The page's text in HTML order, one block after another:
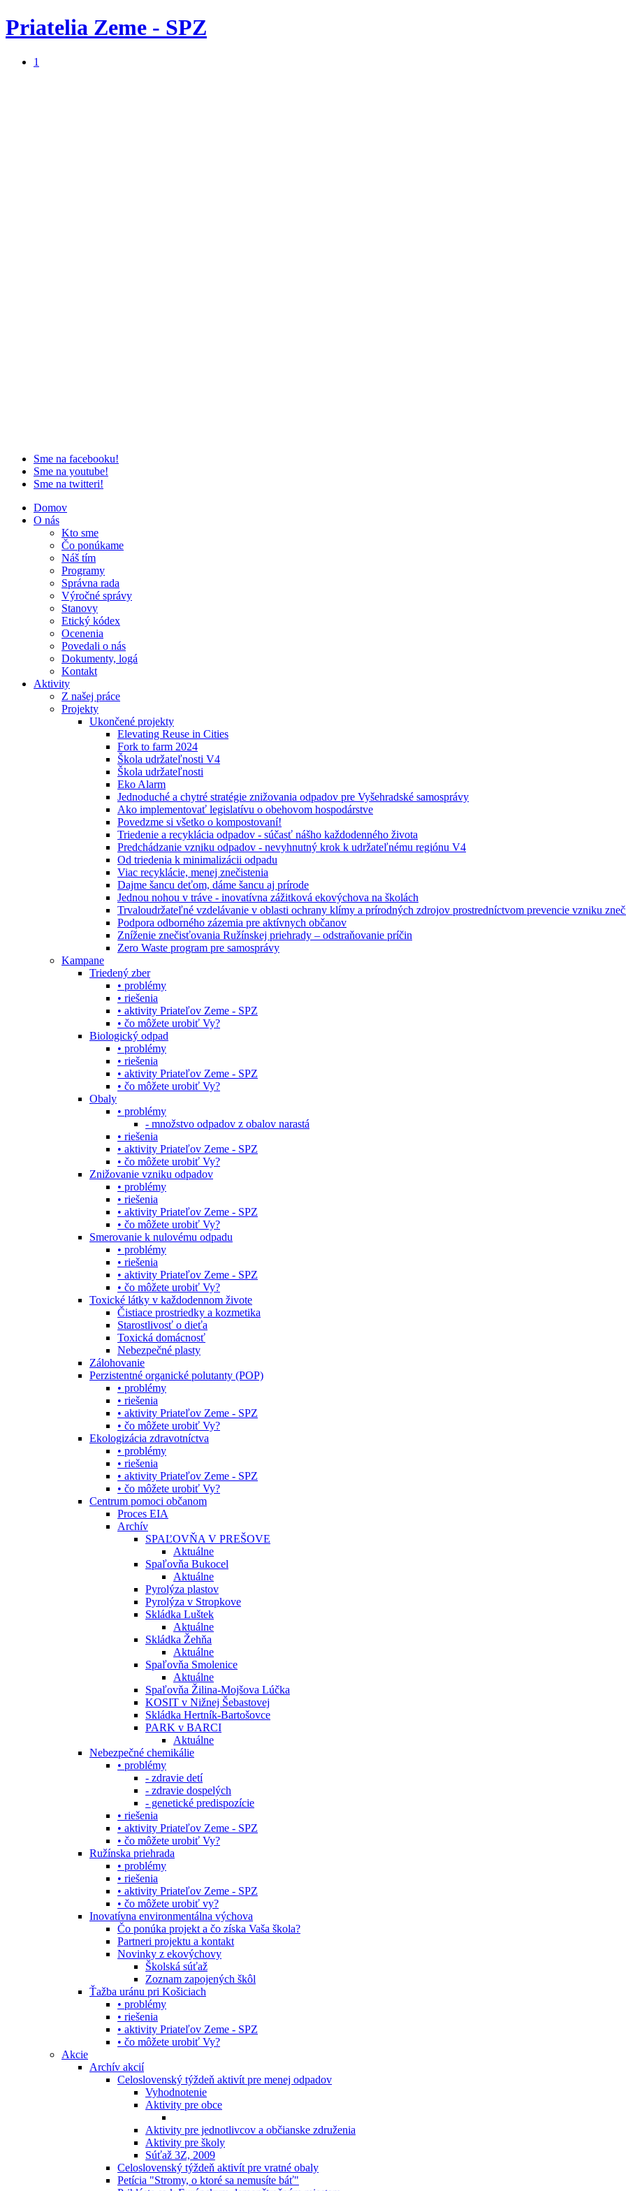
Priatelia Zeme - SPZ
1
Sme na facebooku!
Sme na youtube!
Sme na twitteri!
Domov
O nás
Kto sme
Čo ponúkame
Náš tím
Programy
Správna rada
Výročné správy
Stanovy
Etický kódex
Ocenenia
Povedali o nás
Dokumenty, logá
Kontakt
Aktivity
Z našej práce
Projekty
Ukončené projekty
Elevating Reuse in Cities
Fork to farm 2024
Škola udržateľnosti V4
Škola udržateľnosti
Eko Alarm
Jednoduché a chytré stratégie znižovania odpadov pre Vyšehradské samosprávy
Ako implementovať legislatívu o obehovom hospodárstve
Povedzme si všetko o kompostovaní!
Triedenie a recyklácia odpadov - súčasť nášho každodenného života
Predchádzanie vzniku odpadov - nevyhnutný krok k udržateľnému regiónu V4
Od triedenia k minimalizácii odpadu
Viac recyklácie, menej znečistenia
Dajme šancu deťom, dáme šancu aj prírode
Jednou nohou v tráve - inovatívna zážitková ekovýchova na školách
Trvaloudržateľné vzdelávanie v oblasti ochrany klímy a prírodných zdrojov prostredníctvom prevencie vzniku
Podpora odborného zázemia pre aktívnych občanov
Zníženie znečisťovania Ružínskej priehrady – odstraňovanie príčin
Zero Waste program pre samosprávy
Kampane
Triedený zber
• problémy
• riešenia
• aktivity Priateľov Zeme - SPZ
• čo môžete urobiť Vy?
Biologický odpad
• problémy
• riešenia
• aktivity Priateľov Zeme - SPZ
• čo môžete urobiť Vy?
Obaly
• problémy
- množstvo odpadov z obalov narastá
• riešenia
• aktivity Priateľov Zeme - SPZ
• čo môžete urobiť Vy?
Znižovanie vzniku odpadov
• problémy
• riešenia
• aktivity Priateľov Zeme - SPZ
• čo môžete urobiť Vy?
Smerovanie k nulovému odpadu
• problémy
• riešenia
• aktivity Priateľov Zeme - SPZ
• čo môžete urobiť Vy?
Toxické látky v každodennom živote
Čistiace prostriedky a kozmetika
Starostlivosť o dieťa
Toxická domácnosť
Nebezpečné plasty
Zálohovanie
Perzistentné organické polutanty (POP)
• problémy
• riešenia
• aktivity Priateľov Zeme - SPZ
• čo môžete urobiť Vy?
Ekologizácia zdravotníctva
• problémy
• riešenia
• aktivity Priateľov Zeme - SPZ
• čo môžete urobiť Vy?
Centrum pomoci občanom
Proces EIA
Archív
SPAĽOVŇA V PREŠOVE
Aktuálne
Spaľovňa Bukocel
Aktuálne
Pyrolýza plastov
Pyrolýza v Stropkove
Skládka Luštek
Aktuálne
Skládka Žehňa
Aktuálne
Spaľovňa Smolenice
Aktuálne
Spaľovňa Žilina-Mojšova Lúčka
KOSIT v Nižnej Šebastovej
Skládka Hertník-Bartošovce
PARK v BARCI
Aktuálne
Nebezpečné chemikálie
• problémy
- zdravie detí
- zdravie dospelých
- genetické predispozície
• riešenia
• aktivity Priateľov Zeme - SPZ
• čo môžete urobiť Vy?
Ružínska priehrada
• problémy
• riešenia
• aktivity Priateľov Zeme - SPZ
• čo môžete urobiť vy?
Inovatívna environmentálna výchova
Čo ponúka projekt a čo získa Vaša škola?
Partneri projektu a kontakt
Novinky z ekovýchovy
Školská súťaž
Zoznam zapojených škôl
Ťažba uránu pri Košiciach
• problémy
• riešenia
• aktivity Priateľov Zeme - SPZ
• čo môžete urobiť Vy?
Akcie
Archív akcií
Celoslovenský týždeň aktivít pre menej odpadov
Vyhodnotenie
Aktivity pre obce
Aktivity pre jednotlivcov a občianske združenia
Aktivity pre školy
Súťaž 3Z, 2009
Celoslovenský týždeň aktivít pre vratné obaly
Petícia "Stromy, o ktoré sa nemusíte báť"